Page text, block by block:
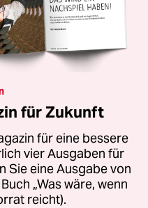
für Zukunft
für eine bessere
vier Ausgaben für
Sie eine Ausgabe von
„Was wäre, wenn
reicht).